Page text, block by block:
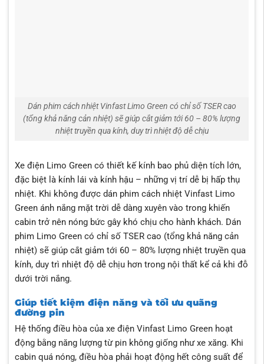
Dán phim cách nhiệt Vinfast Limo Green có chỉ số TSER cao
(tổng khả năng cản nhiệt) sẽ giúp cắt giảm tới 60 – 80% lượng
nhiệt truyền qua kính, duy trì nhiệt độ dễ chịu
Xe điện Limo Green có thiết kế kính bao phủ diện tích lớn,
đặc biệt là kính lái và kính hậu – những vị trí dễ bị hấp thụ
nhiệt. Khi không được dán phim cách nhiệt Vinfast Limo
Green ánh nắng mặt trời dễ dàng xuyên vào trong khiến
cabin trở nên nóng bức gây khó chịu cho hành khách. Dán
phim Limo Green có chỉ số TSER cao (tổng khả năng cản
nhiệt) sẽ giúp cắt giảm tới 60 – 80% lượng nhiệt truyền qua
kính, duy trì nhiệt độ dễ chịu hơn trong nội thất kể cả khi đỗ
dưới trời nắng.
Giúp tiết kiệm điện năng và tối ưu quãng
đường pin
Hệ thống điều hòa của xe điện Vinfast Limo Green hoạt
động bằng năng lượng từ pin không giống như xe xăng. Khi
cabin quá nóng, điều hòa phải hoạt động hết công suất để